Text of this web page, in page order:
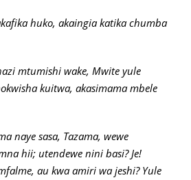
huko, akaingia katika chumba
mtumishi wake, Mwite yule
kuitwa, akasimama mbele
naye sasa, Tazama, wewe
hii; utendewe nini basi? Je!
au kwa amiri wa jeshi? Yule